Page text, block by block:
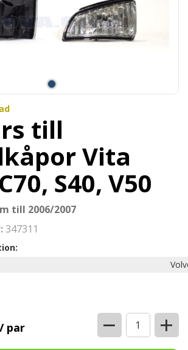
till
Vita
S40, V50
till 2006/2007
347311
/ par − +